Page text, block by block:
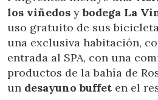
los viñedos ybodega La
uso gratuito de sus
una exclusiva habitación,
entrada al SPA, con una
productos de la bahía de
un desayuno buffet en el